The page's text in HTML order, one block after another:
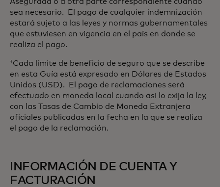
sea necesario. El pago de cualquier indemnización
estará sujeto a las leyes y normas gubernamentales
que estuviesen en vigencia en el país en donde se
realiza el pago.
†Cada límite de beneficio de seguro que se describe
en esta Guía está expresado en Dólares de Estados
Unidos (USD). El pago de reclamaciones será
efectuado en moneda local cuando así lo exija la ley,
con las Tasas de Cambio de Moneda Extranjera
oficiales publicadas en la fecha en la que se realiza
el pago de la reclamación.
INFORMACIÓN DE CUENTA Y
FACTURACIÓN